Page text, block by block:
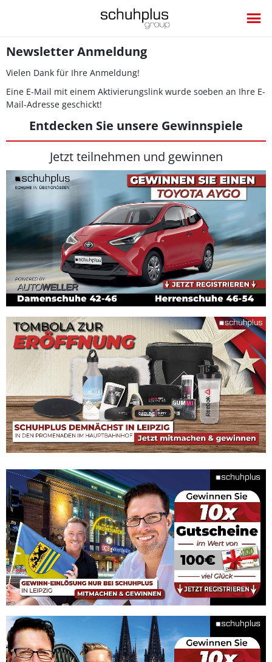
Newsletter Anmeldung
Vielen Dank für Ihre Anmeldung!
Eine E-Mail mit einem Aktivierungslink wurde soeben an Ihre E-
Mail-Adresse geschickt!
Entdecken Sie unsere Gewinnspiele
Jetzt teilnehmen und gewinnen